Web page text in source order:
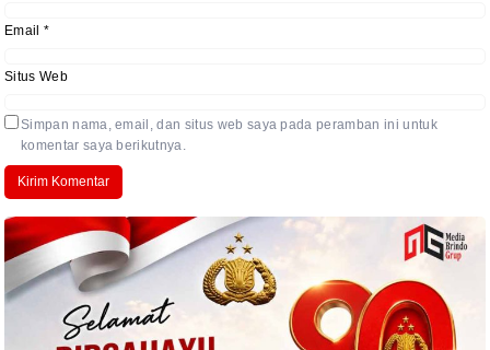
Email *
Situs Web
Simpan nama, email, dan situs web saya pada peramban ini untuk
komentar saya berikutnya.